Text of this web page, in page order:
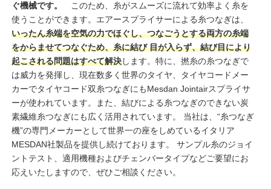
ぐ機械です。
このため、糸がスムーズに流れて効率よく糸を
使うことができます。エアースプライサーによる糸つなぎは、
いったん糸端を空気の力でほぐし、つなごうとする両方の糸端
をからませてつなぐため、糸に結び 目が入らず、結び目により
起こされる問題はすべて解決します。特に、撚糸の糸つなぎで
は威力を発揮し、現在数多く世界のタイヤ、タイヤコードメー
カーでタイヤコード双糸つなぎにもMesdan Jointairスプライサ
ーが使われています。また、結びによる糸つなぎのできない炭
素繊維糸つなぎにも広く活用されています。 当社は、“糸つなぎ
機”の専門メーカーとして世界一の座をしめているイタリア
MESDAN社製品を提供し続けております。 サンプル糸のジョイ
ントテスト、適用機種およびチェンバータイプなどご要望にお
応えいたしますので、ぜひご相談ください。